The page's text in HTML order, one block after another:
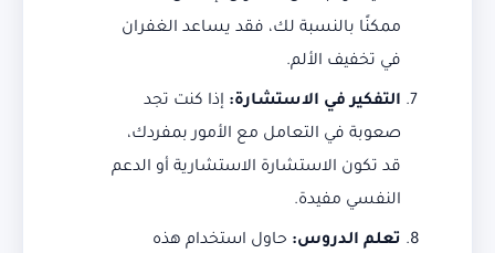
ممكنًا بالنسبة لك، فقد يساعد الغفران
في تخفيف الألم.
التفكير في الاستشارة: إذا كنت تجد
صعوبة في التعامل مع الأمور بمفردك،
قد تكون الاستشارة الاستشارية أو الدعم
النفسي مفيدة.
تعلم الدروس: حاول استخدام هذه